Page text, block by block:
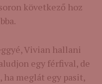
következő hoz
Vivian hallani
egy férfival, de
ha meglát egy pasit,